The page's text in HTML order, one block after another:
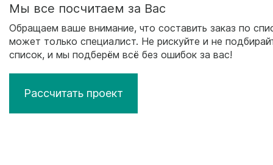
Мы все посчитаем за Вас
Обращаем ваше внимание, что составить заказ по
может только специалист. Не рискуйте и не
список, и мы подберём всё без ошибок за вас!
Рассчитать проект